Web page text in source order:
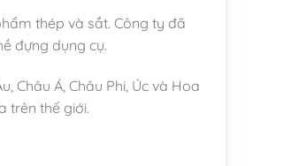
thép và sắt. Công ty đã
đựng dụng cụ.
Châu Á, Châu Phi, Úc và Hoa
trên thế giới.